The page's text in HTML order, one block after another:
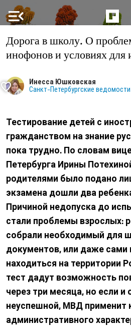
menu_open
Дорога в школу. О
инофонов и условиях для
Инесса Юшковская
Санкт-Петербургские ведомости
Тестирование детей с
гражданством на знание
пока трудно. По словам
Петербурга Ирины
родителями было подано
экзамена дошли два
Причиной недопуска до
стали проблемы взрослых:
собрали необходимый для
документов, или даже
находиться на территории
тест дадут возможность
через три месяца, но если
неуспешной, МВД применит
административного